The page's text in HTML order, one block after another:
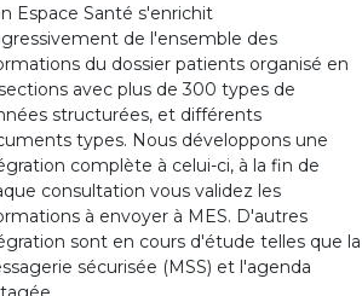
Espace Santé s'enrichit
de l'ensemble des
du dossier patients organisé en
avec plus de 300 types de
structurées, et différents
types. Nous développons une
complète à celui-ci, à la fin de
consultation vous validez les
à envoyer à MES. D'autres
sont en cours d'étude telles que la
sécurisée (MSS) et l'agenda